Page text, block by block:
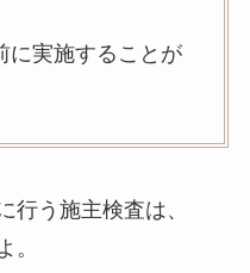
に実施することが
行う施主検査は、
。